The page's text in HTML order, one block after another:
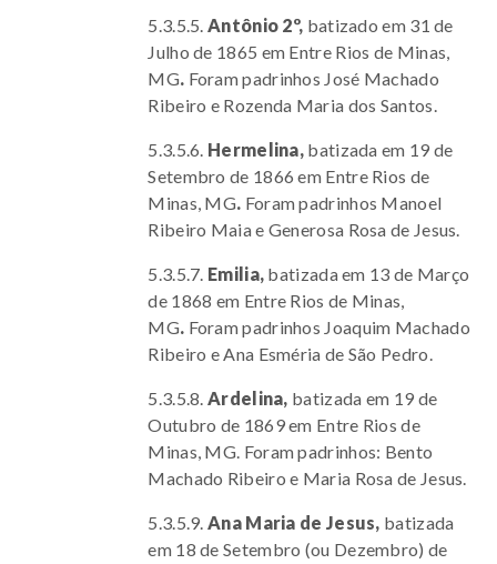
5.3.5.5. Antônio 2º, batizado em 31 de
Julho de 1865 em Entre Rios de Minas,
MG. Foram padrinhos José Machado
Ribeiro e Rozenda Maria dos Santos.
5.3.5.6. Hermelina, batizada em 19 de
Setembro de 1866 em Entre Rios de
Minas, MG. Foram padrinhos Manoel
Ribeiro Maia e Generosa Rosa de Jesus.
5.3.5.7. Emilia, batizada em 13 de Março
de 1868 em Entre Rios de Minas,
MG. Foram padrinhos Joaquim Machado
Ribeiro e Ana Esméria de São Pedro.
5.3.5.8. Ardelina, batizada em 19 de
Outubro de 1869 em Entre Rios de
Minas, MG. Foram padrinhos: Bento
Machado Ribeiro e Maria Rosa de Jesus.
5.3.5.9. Ana Maria de Jesus, batizada
em 18 de Setembro (ou Dezembro) de